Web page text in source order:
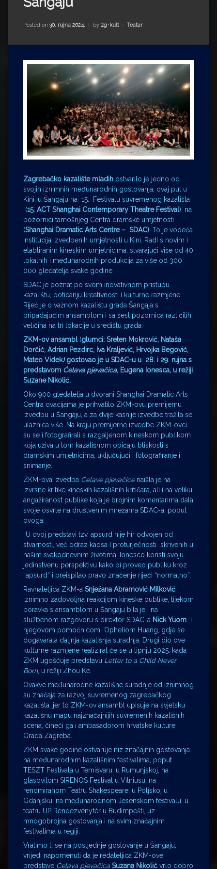
Impressum
Milenko Strižak
Drugi autori
Drugi autori
Ljiljana Lekanić-Kljaić
Željko Krznarić
Mario Lovreković
Miroslav Šantek
Posted on 30. rujna 2024. by zg-kult Kategorije:
Teatar
Zagrebačko kazalište mladih ostvarilo je jedno od
svojih iznimnih međunarodnih gostovanja, ovaj put u
Kini, u Šangaju na 15. Festivalu suvremenog kazališta
(15. ACT Shanghai Contemporary Theatre Festival), na
pozornici tamošnjeg Centra dramske umjetnosti
(Shanghai Dramatic Arts Centre – SDAC) . To je vodeća
institucija izvedbenih umjetnosti u Kini. Radi s novim i
etabliranim kineskim umjetnicima, stvarajući više od 40
lokalnih i međunarodnih produkcija za više od 300
000 gledatelja svake godine.
SDAC je poznat po svom inovativnom pristupu
kazalištu, poticanju kreativnosti i kulturne razmjene.
Riječ je o važnom kazalištu grada Šangaja s
pripadajućim ansamblom i sa šest pozornica različitih
veličina na tri lokacije u središtu grada.
ZKM-ov ansambl (glumci: Sreten Mokrović, Nataša
Dorčić, Adrian Pezdirc, Iva Kraljević, Hrvojka Begović,
Mateo Videk) gostovao je u SDAC-u u 28. i 29. rujna s
predstavom Ćelava pjevačica, Eugena Ionesca, u režiji
Suzane Nikolić.
Oko 900 gledatelja u dvorani Shanghai Dramatic Arts
Centra ovacijama je prihvatilo ZKM-ovu premijernu
izvedbu u Šangaju, a za dvije kasnije izvedbe tražila se
ulaznica više. Na kraju premijerne izvedbe ZKM-ovci
su se i fotografirali s razgaljenom kineskom publikom
koja uživa u tom kazališnom običaju bliskosti s
dramskim umjetnicima, uključujući i fotografiranje i
snimanje.
ZKM-ova izvedba Ćelave pjevačicenaišla je na
izvrsne kritike kineskih kazališnih kritičara, ali i na veliku
angažiranost publike koja je brojnim komentarima dala
svoje osvrte na društvenim mrežama SDAC-a, poput
ovoga:
“U ovoj predstavi tzv. apsurd nije hir odvojen od
stvarnosti, već odraz kaosa I proturječnosti skrivenih u
našim svakodnevnim životima. Ionesco koristi svoju
jedinstvenu perspektivu kako bi proveo publiku kroz
“apsurd” i preispitao pravo značenje riječi “normalno”.
Ravnateljica ZKM-a Snježana Abramović Milković
iznimno zadovoljna reakcijom kineske publike, tijekom
boravka s ansamblom u Šangaju bila je i na
službenom razgovoru s direktor SDAC-a Nick Yuom i
njegovom pomoćnicom Opheliom Huang, gdje se
dogavarala daljnja kazališnja suradnja. Drugi dio ove
kulturne razmjene realizirat će se u lipnju 2025. kada
ZKM ugošćuje predstavu Letter to a Child Never
Born, u režiji Zhou Ke.
Ovakve međunarodne kazališne suradnje od iznimnog
su značaja za razvoj suvremenog zagrebačkog
kazališta, jer to ZKM-ov ansambl upisuje na svjetsku
kazališnu mapu najznačajnijih suvremenih kazališnih
scena, čineći ga i ambasadorom hrvatske kulture i
Grada Zagreba.
ZKM svake godine ostvaruje niz značajnih gostovanja
na međunarodnim kazališnim festivalima, poput
TESZT Festivala u Temišvaru, u Rumunjskoj, na
glasovitom SIRENOS Festival u Vilniusu, na
renomiranom Teatru Shakespeare, u Poljskoj u
Gdanjsku, na međunarodnom Jesenskom festivalu, u
teatru UP Rendezvénytér u Budimpešti, uz
mnogobrojna gostovanja i na svim značajnim
festivalima u regiji.
Vratimo li se na posljednje gostovanje u Šangaju,
vrijedi napomenuti da je redateljica ZKM-ove
predstave Ćelava pjevačica Suzana Nikolić vrlo dobro